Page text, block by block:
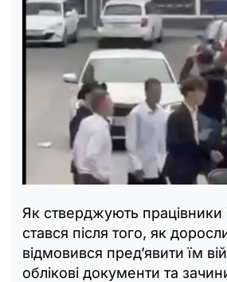
Як стверджують працівники
стався після того, як
відмовився пред’явити їм
облікові документи та